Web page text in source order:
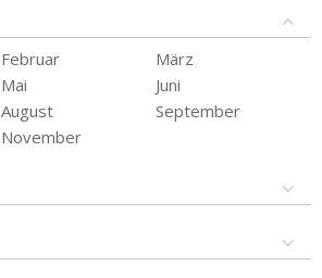
Februar
März
Mai
Juni
August
September
November